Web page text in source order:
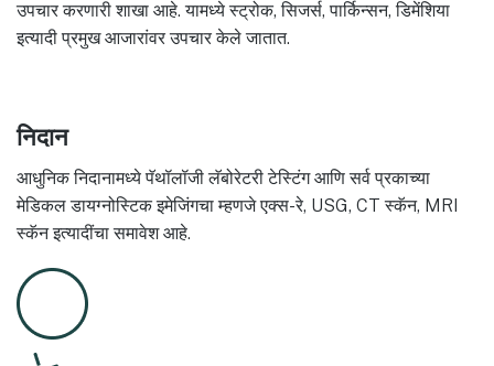
उपचार करणारी शाखा आहे. यामध्ये स्ट्रोक, सिजर्स, पार्किन्सन, डिमेंशिया
इत्यादी प्रमुख आजारांवर उपचार केले जातात.
निदान
आधुनिक निदानामध्ये पॅथॉलॉजी लॅबोरेटरी टेस्टिंग आणि सर्व प्रकाच्या
मेडिकल डायग्नोस्टिक इमेजिंगचा म्हणजे एक्स-रे, USG, CT स्कॅन, MRI
स्कॅन इत्यादींचा समावेश आहे.